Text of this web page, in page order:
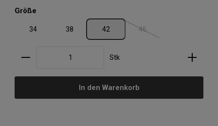
Größe
34 38 42 46(Diese Option ist zurzeit
Produkt Anzahl: Gib den gewünschten Wert ein
Stk
In den Warenkorb